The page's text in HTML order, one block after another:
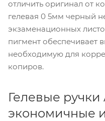
отличить оригинал от
гелевая 0 5мм черный
экзаменационных
пигмент обеспечивает
необходимую для
копиров.
Гелевые
экономичные